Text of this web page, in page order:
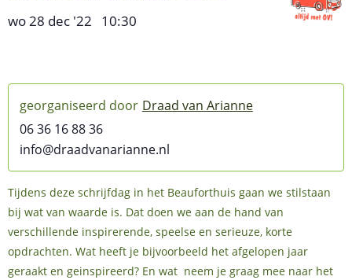
wo 28 dec '22 10:30
Draad van Arianne
06 36 16 88 36
info@draadvanarianne.nl
Tijdens deze schrijfdag in het Beauforthuis gaan we stilstaan ​​
bij wat van waarde is. Dat doen we aan de hand van
verschillende inspirerende, speelse en serieuze, korte
opdrachten. Wat heeft je bijvoorbeeld het afgelopen jaar
geraakt en geinspireerd? En wat neem je graag mee naar het